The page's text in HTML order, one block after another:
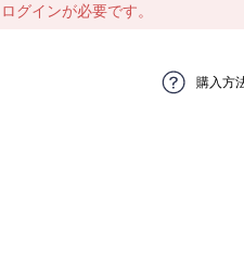
グインが必要です。
購入方